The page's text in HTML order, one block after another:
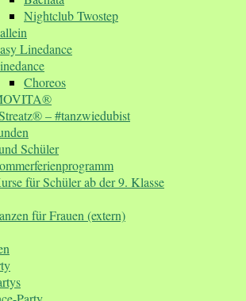
Nightclub Twostep
Linedance
Choreos
– #tanzwiedubist
Schüler
für Schüler ab der 9. Klasse
für Frauen (extern)